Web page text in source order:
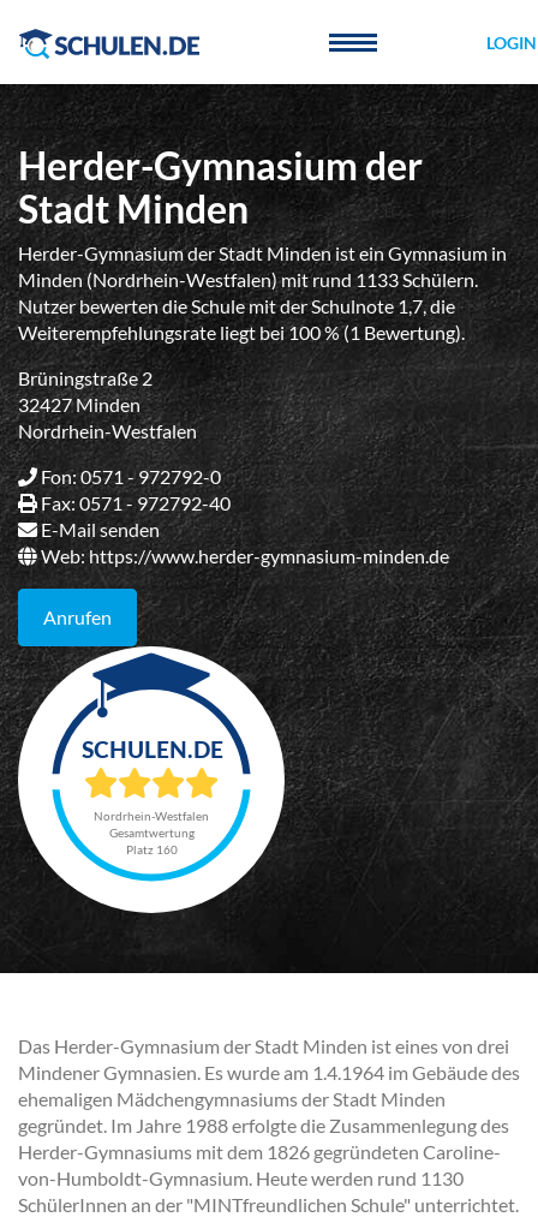
LOGIN
Herder-Gymnasium der
Stadt Minden
Herder-Gymnasium der Stadt Minden ist ein Gymnasium in
Minden (Nordrhein-Westfalen) mit rund 1133 Schülern.
Nutzer bewerten die Schule mit der Schulnote 1,7, die
Weiterempfehlungsrate liegt bei 100 % (1 Bewertung).
Brüningstraße 2
32427 Minden
Nordrhein-Westfalen
Fon: 0571 - 972792-0
Fax: 0571 - 972792-40
E-Mail senden
Web:https://www.herder-gymnasium-minden.de
Anrufen
Nordrhein-Westfalen
Gesamtwertung
Platz 160
Das Herder-Gymnasium der Stadt Minden ist eines von drei
Mindener Gymnasien. Es wurde am 1.4.1964 im Gebäude des
ehemaligen Mädchengymnasiums der Stadt Minden
gegründet. Im Jahre 1988 erfolgte die Zusammenlegung des
Herder-Gymnasiums mit dem 1826 gegründeten Caroline-
von-Humboldt-Gymnasium. Heute werden rund 1130
SchülerInnen an der "MINTfreundlichen Schule" unterrichtet.